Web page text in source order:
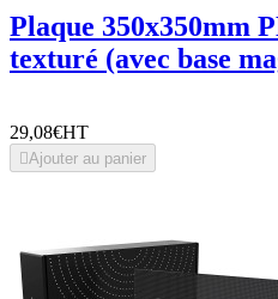
Plaque 350x350mm
texturé (avec base
29,08€HT
Ajouter au panier